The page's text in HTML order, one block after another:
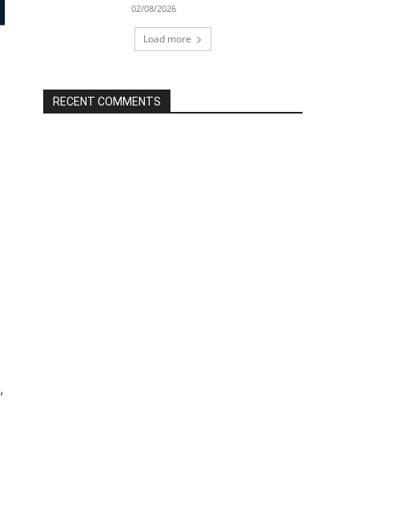
,
02/08/2026
Load more
RECENT COMMENTS